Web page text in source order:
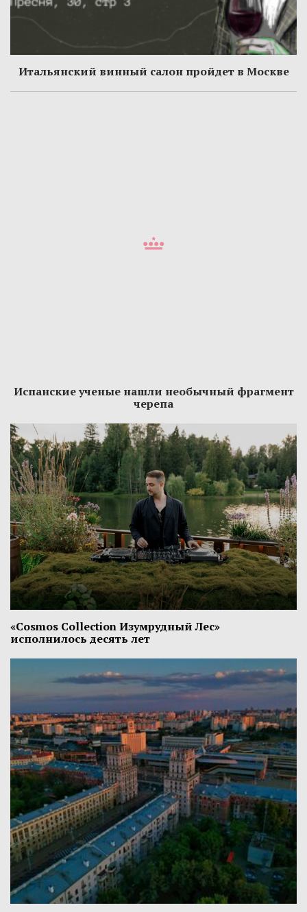
Итальянский винный салон пройдет в Москве
Испанские ученые нашли необычный фрагмент
черепа
«Cosmos Collection Изумрудный Лес»
исполнилось десять лет